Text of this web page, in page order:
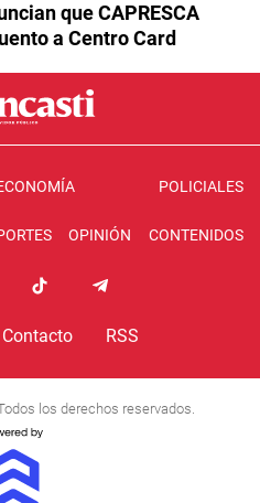
que CAPRESCA
a Centro Card
POLICIALES
OPINIÓN CONTENIDOS
Contacto RSS
los derechos reservados.